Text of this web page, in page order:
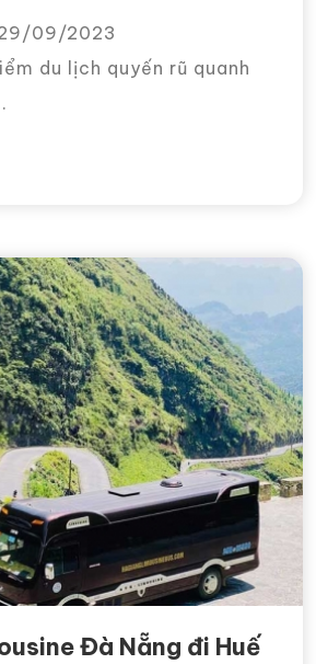
09/2023
du lịch quyến rũ quanh
Đà Nẵng đi Huế